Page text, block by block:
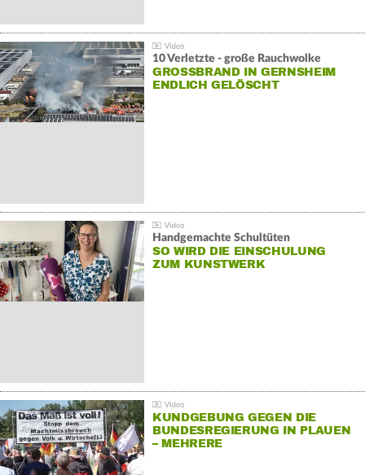
10 Verletzte - große Rauchwolke
GROSSBRAND IN GERNSHEIM E
NDLICH GELÖSCHT
Handgemachte Schultüten
SO WIRD DIE EINSCHULUNG
ZUM KUNSTWERK
KUNDGEBUNG GEGEN DIE
BUNDESREGIERUNG IN PLAUEN
– MEHRERE